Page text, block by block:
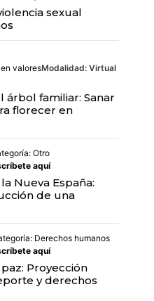
sexual
valoresModalidad: Virtual
árbol familiar: Sanar
florecer en
Otro
aquí
Nueva España:
de una
Derechos humanos
aquí
Proyección
y derechos